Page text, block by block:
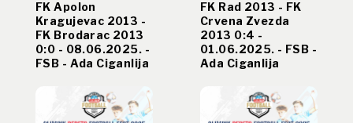
FK Apolon
Kragujevac 2013 -
FK Brodarac 2013
0:0 - 08.06.2025. -
FSB - Ada Ciganlija
FK Rad 2013 - FK
Crvena Zvezda
2013 0:4 -
01.06.2025. - FSB -
Ada Ciganlija